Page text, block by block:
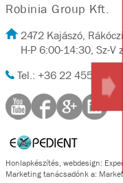
Robinia Group Kft.
2472 Kajászó,
H-P 6:00-14:30, Sz-V
Tel.: +36 22 455-702,
Honlapkészítés,webdesign:
Marketing tanácsadónk a: